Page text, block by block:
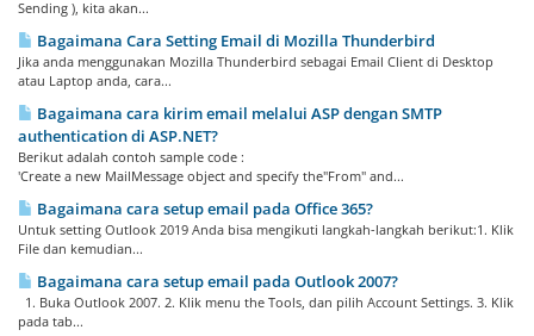
Sending ), kita akan...
Bagaimana Cara Setting Email di Mozilla Thunderbird
Jika anda menggunakan Mozilla Thunderbird sebagai Email Client di Desktop
atau Laptop anda, cara...
Bagaimana cara kirim email melalui ASP dengan SMTP
authentication di ASP.NET?
Berikut adalah contoh sample code :
'Create a new MailMessage object and specify the"From" and...
Bagaimana cara setup email pada Office 365?
Untuk setting Outlook 2019 Anda bisa mengikuti langkah-langkah berikut:1. Klik
File dan kemudian...
Bagaimana cara setup email pada Outlook 2007?
1. Buka Outlook 2007. 2. Klik menu the Tools, dan pilih Account Settings. 3. Klik
pada tab...